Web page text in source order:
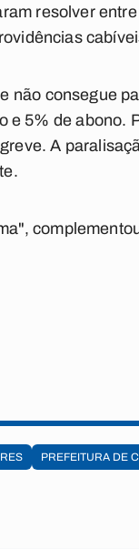
resolver
não consegue
e 5% de abono.
A
PREFEITURA DE